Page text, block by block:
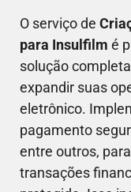
O serviço de
para Insulfilm é
solução
expandir suas
eletrônico.
pagamento
entre outros,
transações